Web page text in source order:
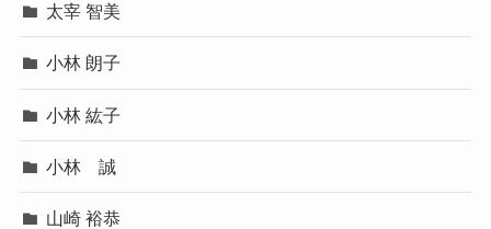
太宰 智美
小林 朗子
小林 紘子
小林 誠
山崎 裕恭